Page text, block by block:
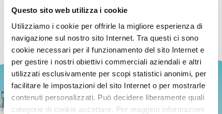
Questo sito web utilizza i cookie
Utilizziamo i cookie per offrirle la migliore esperienza di
navigazione sul nostro sito Internet. Tra questi ci sono
cookie necessari per il funzionamento del sito Internet e
per gestire i nostri obiettivi commerciali aziendali e altri
utilizzati esclusivamente per scopi statistici anonimi, per
facilitare le impostazioni del sito Internet o per mostrarle
contenuti personalizzati. Può decidere liberamente quali
categorie di cookie accettare. Per maggiori informazioni